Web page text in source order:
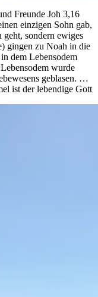
Freunde Joh 3,16
einzigen Sohn gab,
sondern ewiges
gingen zu Noah in die
dem Lebensodem
wurde
geblasen. …
ist der lebendige Gott